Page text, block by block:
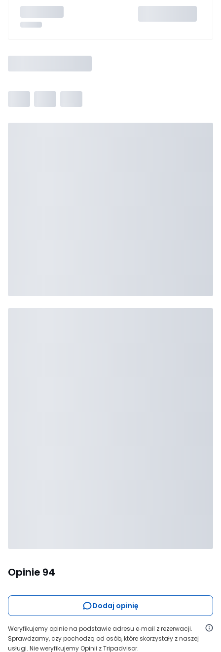
Opinie 94
Dodaj opinię
Weryfikujemy opinie na podstawie adresu e‑mail z rezerwacji.
Sprawdzamy, czy pochodzą od osób, które skorzystały z naszej
usługi. Nie weryfikujemy Opinii z Tripadvisor.